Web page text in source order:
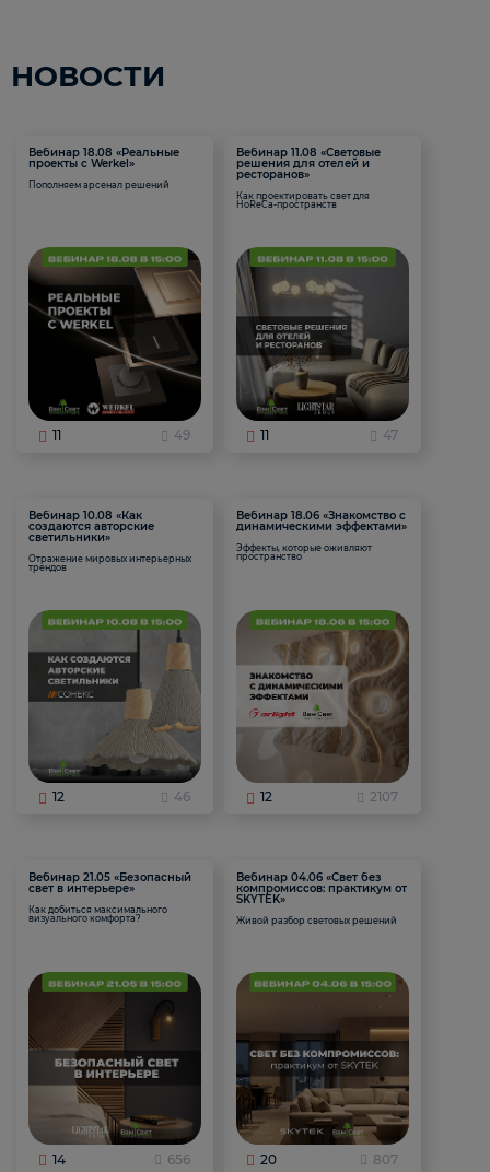
НОВОСТИ
Вебинар 18.08 «Реальные
проекты с Werkel»
Пополняем арсенал решений
11 49
Вебинар 11.08 «Световые
решения для отелей и
ресторанов»
Как проектировать свет для
HoReCa-пространств
11 47
Вебинар 10.08 «Как
создаются авторские
светильники»
Отражение мировых интерьерных
трендов
12 46
Вебинар 18.06 «Знакомство с
динамическими эффектами»
Эффекты, которые оживляют
пространство
12 2107
Вебинар 21.05 «Безопасный
свет в интерьере»
Как добиться максимального
визуального комфорта?
14 656
Вебинар 04.06 «Свет без
компромиссов: практикум от
SKYTEK»
Живой разбор световых решений
20 807